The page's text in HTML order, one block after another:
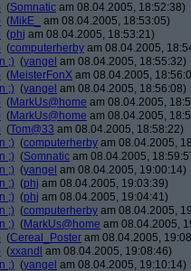
(Somnatic am 08.04.2005, 18:52:38)
(MikE_
am 08.04.2005, 18:53:05)
(phj am 08.04.2005, 18:53:21)
(computerherby am 08.04.2005,
;) (yangel am 08.04.2005, 18:55:32)
(MeisterFonX am 08.04.2005,
;) (yangel am 08.04.2005, 18:56:08)
(MarkUs@home am 08.04.2005,
(MarkUs@home am 08.04.2005,
(Tom@33 am 08.04.2005, 18:58:22)
;) (computerherby am 08.04.2005,
;) (Somnatic am 08.04.2005,
;) (yangel am 08.04.2005, 19:00:14)
;) (phj am 08.04.2005, 19:03:39)
;) (phj am 08.04.2005, 19:04:41)
;) (computerherby am 08.04.2005,
;) (MarkUs@home am 08.04.2005,
(Cereal_Poster am 08.04.2005,
(xxandl am 08.04.2005, 19:08:46)
;) (yangel am 08.04.2005, 19:10:14)